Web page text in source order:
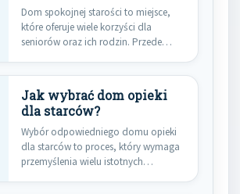
Dom spokojnej starości to miejsce,
które oferuje wiele korzyści dla
seniorów oraz ich rodzin. Przede…
Jak wybrać dom opieki
dla starców?
Wybór odpowiedniego domu opieki
dla starców to proces, który wymaga
przemyślenia wielu istotnych